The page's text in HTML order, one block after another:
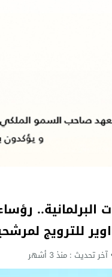
البرلمانية..
للترويج
آخر تحديث : منذ 3 أشهر